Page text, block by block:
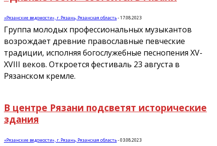
«Рязанские ведомости», г. Рязань, Рязанская область-17.08.2023
Группа молодых профессиональных музыкантов
возрождает древние православные певческие
традиции, исполняя богослужебные песнопения XV-
XVIII веков. Откроется фестиваль 23 августа в
Рязанском кремле.
В центре Рязани подсветят исторические
здания
«Рязанские ведомости», г. Рязань, Рязанская область-03.08.2023